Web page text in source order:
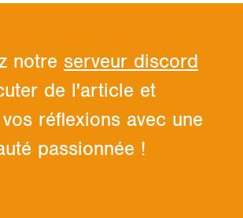
notre serveur discord
de l'article et
réflexions avec une
passionnée !